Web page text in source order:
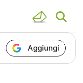
Aggiungi